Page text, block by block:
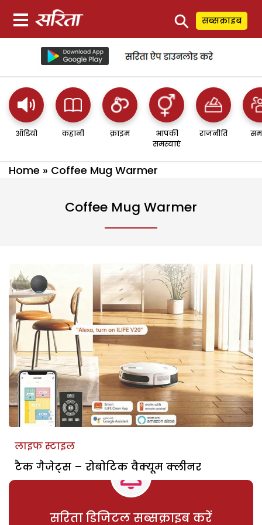
⚲ सब्सक्राइब
ऑडियो कहानी क्राइम
आपकी
समस्याएं
राजनीति
Home » Coffee Mug Warmer
Coffee Mug Warmer
लाइफ स्टाइल
टैक गैजेट्स – रोबोटिक वैक्यूम क्लीनर
सरिता डिजिटल सब्सक्राइब करें